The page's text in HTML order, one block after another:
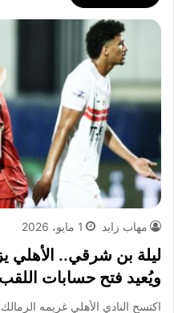
مهاب زايد 1 مايو، 2026
ليلة بن شرقي.. الأهلي
ويُعيد فتح حسابات اللقب